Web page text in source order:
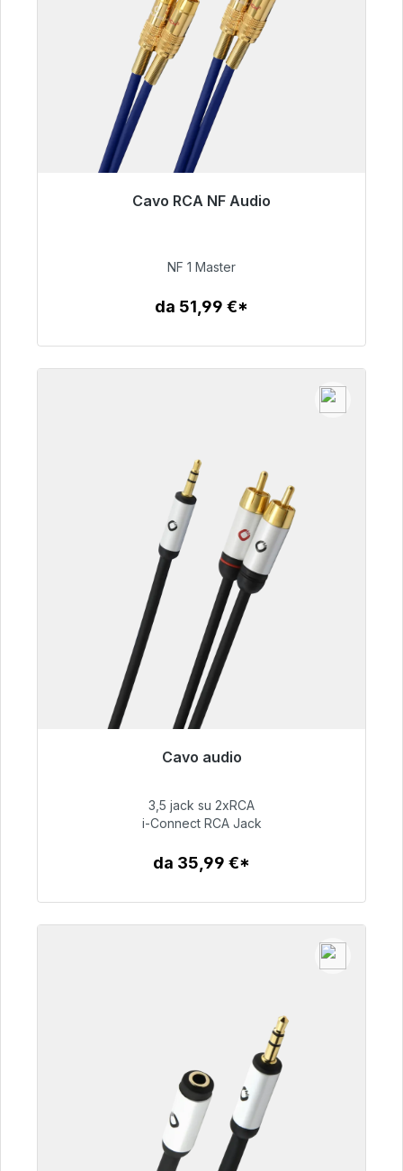
Cavo RCA NF Audio
Pronto per la spedizione immediata, tempo di
99,00 €
NF 1 Master
da 51,99 €*
Cavo audio
Pronto per la spedizione immediata, tempo di
51,99 €
3,5 jack su 2xRCA
i-Connect RCA Jack
da 35,99 €*